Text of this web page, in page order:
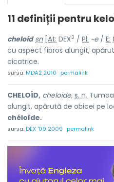
11 definiții pentru
cheloíd sn[ At: DEX2 / Pl: ~e/ E:
cu aspect fibros alungit,
cicatrice.
sursa:MDA2 2010 permalink
CHELOÍD, cheloide, s. n.
alungit, apărută de obicei pe
chéloïde.
sursa:DEX '09 2009 permalink